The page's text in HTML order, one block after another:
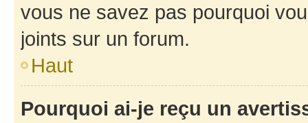
vous ne savez pas pourquoi
joints sur un forum.
Haut
Pourquoi ai-je reçu un